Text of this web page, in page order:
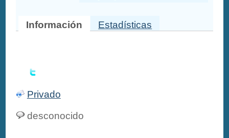
Información Estadísticas
Privado
desconocido